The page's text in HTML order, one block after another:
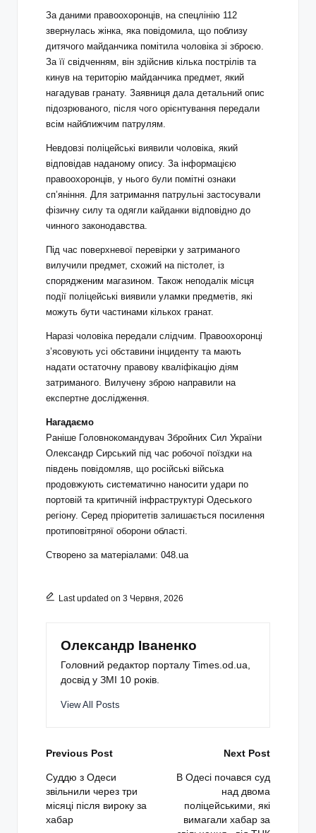
За даними правоохоронців, на спецлінію 112
звернулась жінка, яка повідомила, що поблизу
дитячого майданчика помітила чоловіка зі зброєю.
За її свідченням, він здійснив кілька пострілів та
кинув на територію майданчика предмет, який
нагадував гранату. Заявниця дала детальний опис
підозрюваного, після чого орієнтування передали
всім найближчим патрулям.
Невдовзі поліцейські виявили чоловіка, який
відповідав наданому опису. За інформацією
правоохоронців, у нього були помітні ознаки
сп’яніння. Для затримання патрульні застосували
фізичну силу та одягли кайданки відповідно до
чинного законодавства.
Під час поверхневої перевірки у затриманого
вилучили предмет, схожий на пістолет, із
спорядженим магазином. Також неподалік місця
події поліцейські виявили уламки предметів, які
можуть бути частинами кількох гранат.
Наразі чоловіка передали слідчим. Правоохоронці
з’ясовують усі обставини інциденту та мають
надати остаточну правову кваліфікацію діям
затриманого. Вилучену зброю направили на
експертне дослідження.
Нагадаємо
Раніше Головнокомандувач Збройних Сил України
Олександр Сирський під час робочої поїздки на
південь повідомляв, що російські війська
продовжують систематично наносити удари по
портовій та критичній інфраструктурі Одеського
регіону. Серед пріоритетів залишається посилення
протиповітряної оборони області.
Створено за матеріалами: 048.ua
Last updated on 3 Червня, 2026
Олександр Іваненко
Головний редактор порталу Times.od.ua,
досвід у ЗМІ 10 років.
View All Posts
Post
navigation
Previous Post
Суддю з Одеси
звільнили через три
місяці після вироку за
хабар
Next Post
В Одесі почався суд
над двома
поліцейськими, які
вимагали хабар за